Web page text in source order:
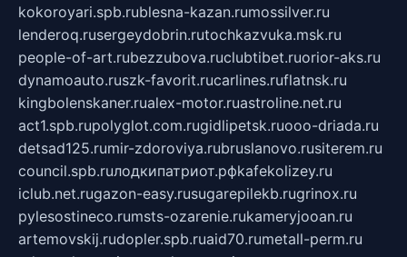
kokoroyari.spb.rublesna-kazan.rumossilver.ru
lenderoq.rusergeydobrin.rutochkazvuka.msk.ru
people-of-art.rubezzubova.ruclubtibet.ruorior-aks.ru
dynamoauto.ruszk-favorit.rucarlines.ruflatnsk.ru
kingbolenskaner.rualex-motor.ruastroline.net.ru
act1.spb.rupolyglot.com.rugidlipetsk.ruooo-driada.ru
detsad125.rumir-zdoroviya.rubruslanovo.rusiterem.ru
council.spb.ruлодкипатриот.рфkafekolizey.ru
iclub.net.rugazon-easy.rusugarepilekb.rugrinox.ru
pylesostineco.rumsts-ozarenie.rukameryjooan.ru
artemovskij.rudopler.spb.ruaid70.rumetall-perm.ru